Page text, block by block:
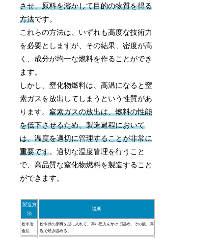
させ、原料を溶かして目的の物質を得る
方法です。
これらの方法は、いずれも高度な技術力
を必要としますが、その結果、密度が高
く、成分が均一な燃料を作ることができ
ます。
しかし、窒化物燃料は、高温になると窒
素ガスを放出してしまうという性質があ
ります。窒素ガスの放出は、燃料の性能
を低下させるため、製造過程において
は、温度を適切に管理することが非常に
重要です。適切な温度管理を行うこと
で、高品質な窒化物燃料を製造すること
ができます。
製造方
法
説明
粉末冶
金法
粉末状の原料を型に入れて、高い圧力をかけて固め、その後、高
温で焼き固める。